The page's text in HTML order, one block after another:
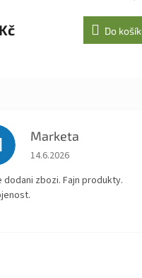
Do
Marketa
Hodnocení obchodu je 5
14.6.2026
dodani zbozi. Fajn produkty.